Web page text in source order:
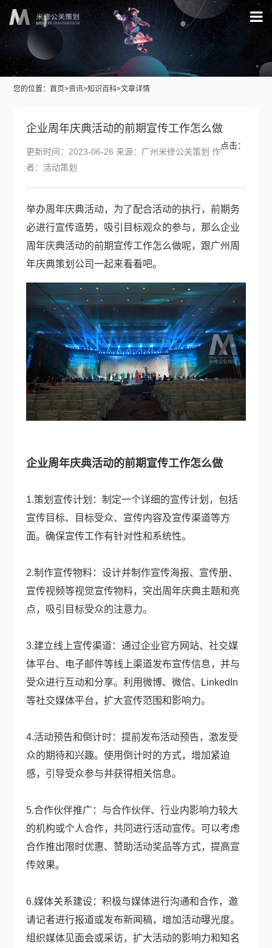
您的位置：首页>资讯>知识百科>文章详情
企业周年庆典活动的前期宣传工作怎么做
点击：
更新时间：2023-06-26 来源：广州米修公关策划 作
者：活动策划
举办周年庆典活动，为了配合活动的执行，前期务
必进行宣传造势，吸引目标观众的参与，那么企业
周年庆典活动的前期宣传工作怎么做呢，跟广州 周
年庆典策划公司一起来看看吧。
企业周年庆典活动的前期宣传工作怎么做
1.策划宣传计划：制定一个详细的宣传计划，包括
宣传目标、目标受众、宣传内容及宣传渠道等方
面。确保宣传工作有针对性和系统性。
2.制作宣传物料：设计并制作宣传海报、宣传册、
宣传视频等视觉宣传物料，突出周年庆典主题和亮
点，吸引目标受众的注意力。
3.建立线上宣传渠道：通过企业官方网站、社交媒
体平台、电子邮件等线上渠道发布宣传信息，并与
受众进行互动和分享。利用微博、微信、LinkedIn
等社交媒体平台，扩大宣传范围和影响力。
4.活动预告和倒计时：提前发布活动预告，激发受
众的期待和兴趣。使用倒计时的方式，增加紧迫
感，引导受众参与并获得相关信息。
5.合作伙伴推广：与合作伙伴、行业内影响力较大
的机构或个人合作，共同进行活动宣传。可以考虑
合作推出限时优惠、赞助活动奖品等方式，提高宣
传效果。
6.媒体关系建设：积极与媒体进行沟通和合作，邀
请记者进行报道或发布新闻稿，增加活动曝光度。
组织媒体见面会或采访，扩大活动的影响力和知名